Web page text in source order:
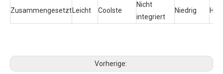
ZusammengesetztLeicht Coolste
Nicht
integriert
Niedrig
Vorherige: